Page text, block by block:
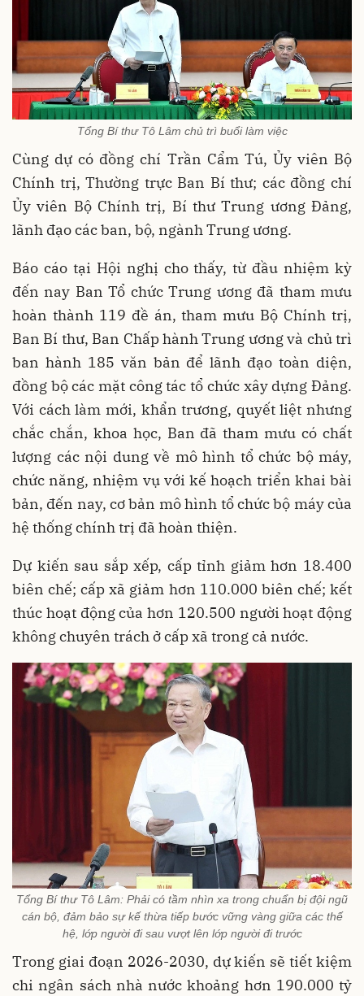
Tổng Bí thư Tô Lâm chủ trì buổi làm việc
Cùng dự có đồng chí Trần Cẩm Tú, Ủy viên Bộ
Chính trị, Thường trực Ban Bí thư; các đồng chí
Ủy viên Bộ Chính trị, Bí thư Trung ương Đảng,
lãnh đạo các ban, bộ, ngành Trung ương.
Báo cáo tại Hội nghị cho thấy, từ đầu nhiệm kỳ
đến nay Ban Tổ chức Trung ương đã tham mưu
hoàn thành 119 đề án, tham mưu Bộ Chính trị,
Ban Bí thư, Ban Chấp hành Trung ương và chủ trì
ban hành 185 văn bản để lãnh đạo toàn diện,
đồng bộ các mặt công tác tổ chức xây dựng Đảng.
Với cách làm mới, khẩn trương, quyết liệt nhưng
chắc chắn, khoa học, Ban đã tham mưu có chất
lượng các nội dung về mô hình tổ chức bộ máy,
chức năng, nhiệm vụ với kế hoạch triển khai bài
bản, đến nay, cơ bản mô hình tổ chức bộ máy của
hệ thống chính trị đã hoàn thiện.
Dự kiến sau sắp xếp, cấp tỉnh giảm hơn 18.400
biên chế; cấp xã giảm hơn 110.000 biên chế; kết
thúc hoạt động của hơn 120.500 người hoạt động
không chuyên trách ở cấp xã trong cả nước.
Tổng Bí thư Tô Lâm: Phải có tầm nhìn xa trong chuẩn bị đội ngũ
cán bộ, đảm bảo sự kế thừa tiếp bước vững vàng giữa các thế
hệ, lớp người đi sau vượt lên lớp người đi trước
Trong giai đoạn 2026-2030, dự kiến sẽ tiết kiệm
chi ngân sách nhà nước khoảng hơn 190.000 tỷ